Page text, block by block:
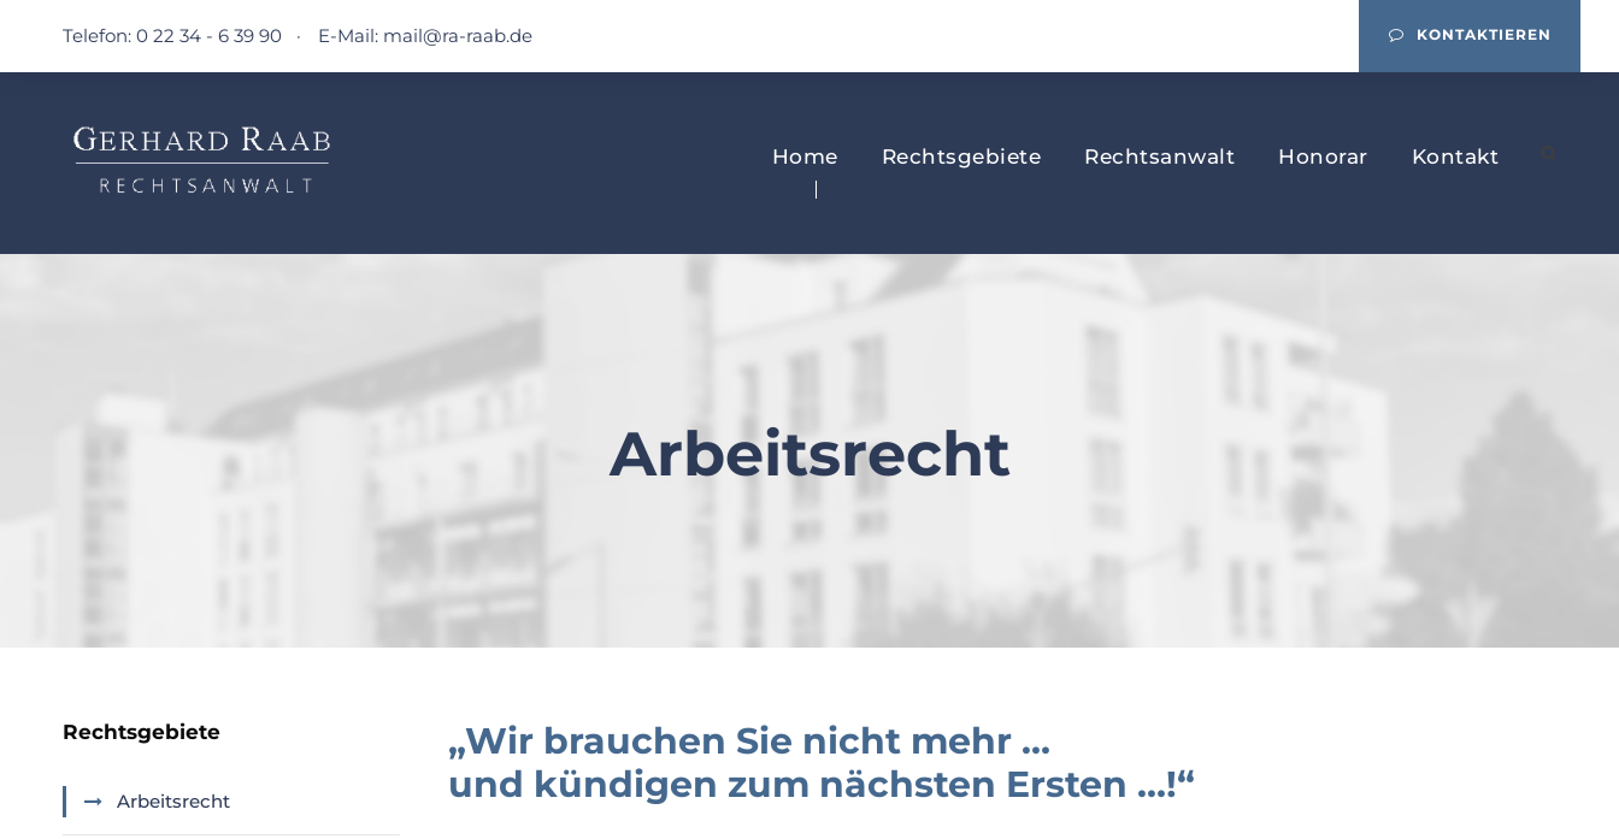
Telefon: 0 22 34 - 6 39 90 · E-Mail: mail@ra-raab.de KONTAKTIEREN
Home Rechtsgebiete Rechtsanwalt Honorar Kontakt
Arbeitsrecht
„Wir brauchen Sie nicht mehr …
und kündigen zum nächsten Ersten …!“
Rechtsgebiete
Arbeitsrecht